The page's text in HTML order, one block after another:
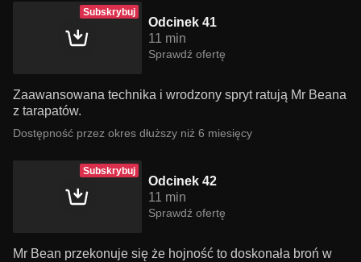
Subskrybuj
Odcinek 41
11 min
Sprawdź ofertę
Zaawansowana technika i wrodzony spryt ratują Mr Beana
z tarapatów.
Dostępność przez okres dłuższy niż 6 miesięcy
Subskrybuj
Odcinek 42
11 min
Sprawdź ofertę
Mr Bean przekonuje się że hojność to doskonała broń w